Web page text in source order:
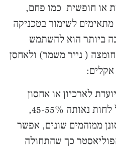
או חופשית כמו פחם,
מתאימים לשימור בטכניקה
ביותר הוא להשתמש
( נייר משמר) ולאחסן
לארכיון או אחסון
שעומד בתקנים מחמירים של לחות נאותה 45-55%,
ממזהמים שונים, אפשר
כך שהתחולה